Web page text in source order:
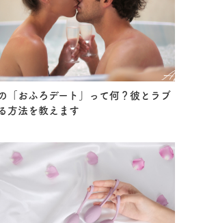
「おふろデート」って何？彼とラブ
方法を教えます